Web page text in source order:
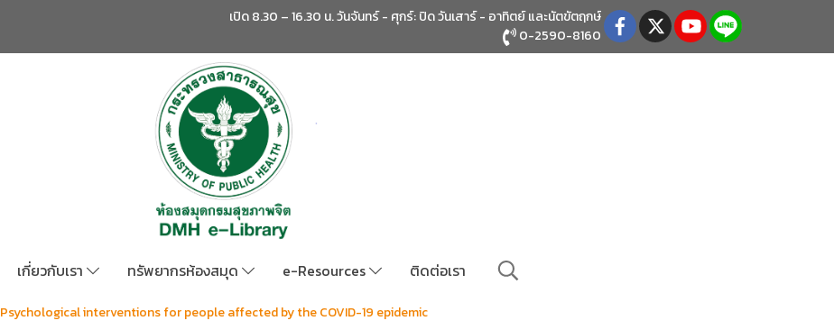
เปิด 8.30 – 16.30 น. วันจันทร์ - ศุกร์: ปิด วันเสาร์ - อาทิตย์และนัตขัตฤกษ์
0-2590-8160
เกี่ยวกับเรา ทรัพยากรห้องสมุด e-Resources ติดต่อเรา
Psychological interventions for people affected by the COVID-19 epidemic